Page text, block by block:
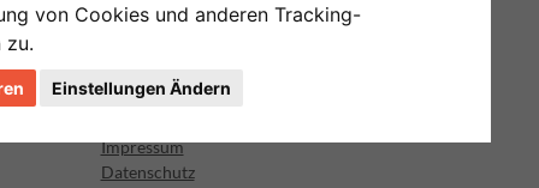
von Cookies und anderen Tracking-
zu.
Einstellungen Ändern
Impressum
Datenschutz